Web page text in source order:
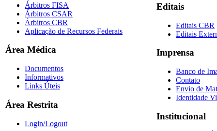
Árbitros FISA
Árbitros CSAR
Árbitros CBR
Aplicação de Recursos Federais
Área Médica
Documentos
Informativos
Links Úteis
Área Restrita
Login/Logout
Editais
Editais CBR
Editais
Imprensa
Banco de
Contato
Envio de
Identidade
Institucional